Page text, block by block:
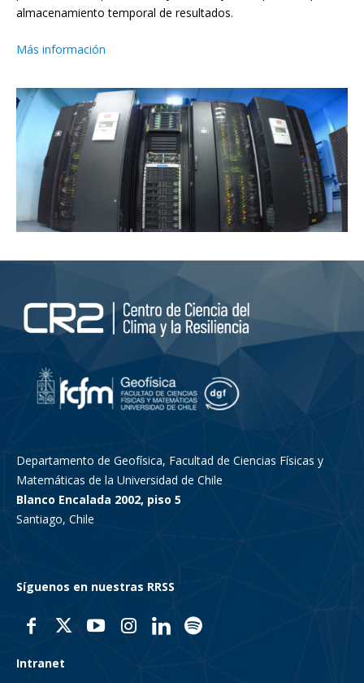
almacenamiento temporal de resultados.
Más información
Departamento de Geofísica, Facultad de Ciencias Físicas y
Matemáticas de la Universidad de Chile
Blanco Encalada 2002, piso 5
Santiago, Chile
Síguenos en nuestras RRSS
Intranet